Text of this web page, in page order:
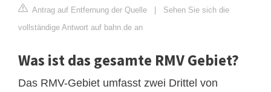
Antrag auf Entfernung der Quelle | Sehen Sie sich die
vollständige Antwort auf bahn.de an
Was ist das gesamte RMV Gebiet?
Das RMV-Gebiet umfasst zwei Drittel von